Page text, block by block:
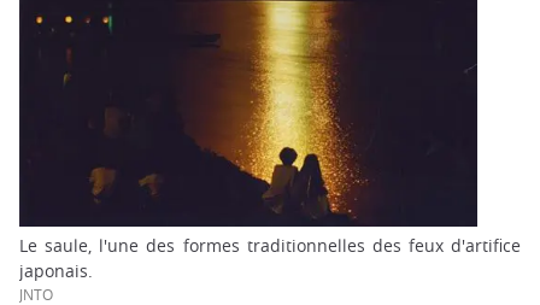
Le saule, l'une des formes traditionnelles des feux d'artifice
japonais.
JNTO